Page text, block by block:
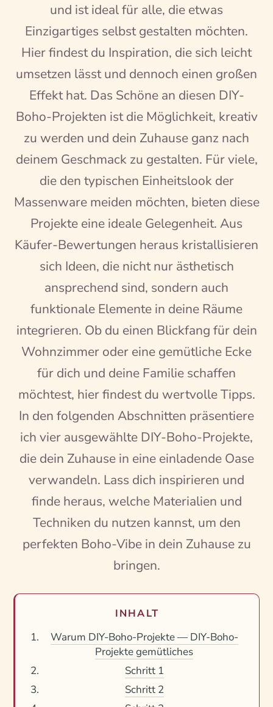
und ist ideal für alle, die etwas
Einzigartiges selbst gestalten möchten.
Hier findest du Inspiration, die sich leicht
umsetzen lässt und dennoch einen großen
Effekt hat. Das Schöne an diesen DIY-
Boho-Projekten ist die Möglichkeit, kreativ
zu werden und dein Zuhause ganz nach
deinem Geschmack zu gestalten. Für viele,
die den typischen Einheitslook der
Massenware meiden möchten, bieten diese
Projekte eine ideale Gelegenheit. Aus
Käufer-Bewertungen heraus kristallisieren
sich Ideen, die nicht nur ästhetisch
ansprechend sind, sondern auch
funktionale Elemente in deine Räume
integrieren. Ob du einen Blickfang für dein
Wohnzimmer oder eine gemütliche Ecke
für dich und deine Familie schaffen
möchtest, hier findest du wertvolle Tipps.
In den folgenden Abschnitten präsentiere
ich vier ausgewählte DIY-Boho-Projekte,
die dein Zuhause in eine einladende Oase
verwandeln. Lass dich inspirieren und
finde heraus, welche Materialien und
Techniken du nutzen kannst, um den
perfekten Boho-Vibe in dein Zuhause zu
bringen.
INHALT
Warum DIY-Boho-Projekte — DIY-Boho-
Projekte gemütliches
Schritt 1
Schritt 2